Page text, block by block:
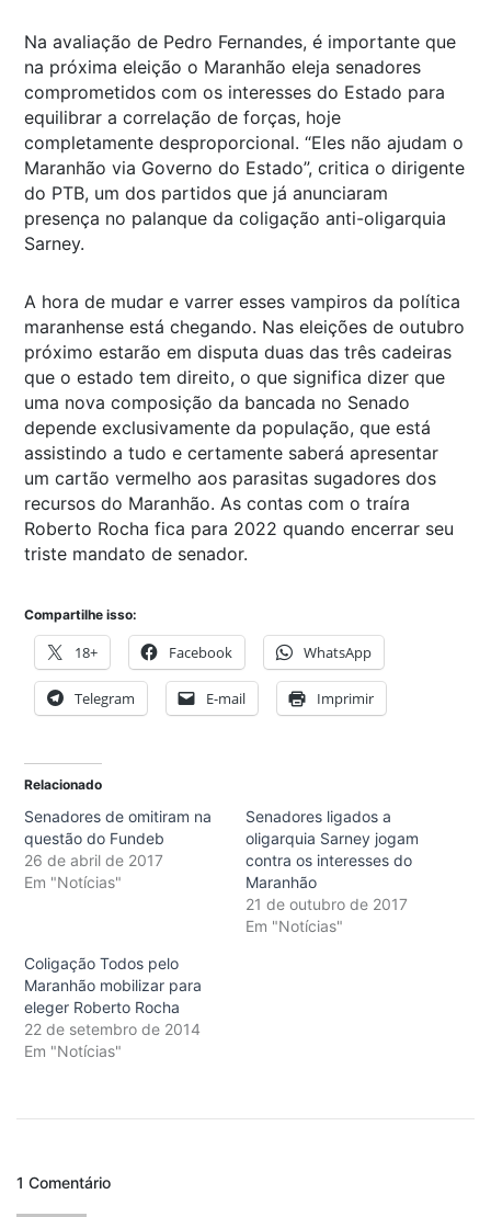
Na avaliação de Pedro Fernandes, é importante que
na próxima eleição o Maranhão eleja senadores
comprometidos com os interesses do Estado para
equilibrar a correlação de forças, hoje
completamente desproporcional. “Eles não ajudam o
Maranhão via Governo do Estado”, critica o dirigente
do PTB, um dos partidos que já anunciaram
presença no palanque da coligação anti-oligarquia
Sarney.
A hora de mudar e varrer esses vampiros da política
maranhense está chegando. Nas eleições de outubro
próximo estarão em disputa duas das três cadeiras
que o estado tem direito, o que significa dizer que
uma nova composição da bancada no Senado
depende exclusivamente da população, que está
assistindo a tudo e certamente saberá apresentar
um cartão vermelho aos parasitas sugadores dos
recursos do Maranhão. As contas com o traíra
Roberto Rocha fica para 2022 quando encerrar seu
triste mandato de senador.
Compartilhe isso:
18+ Facebook WhatsApp
Telegram E-mail Imprimir
Relacionado
Senadores de omitiram na
questão do Fundeb
26 de abril de 2017
Em "Notícias"
Senadores ligados a
oligarquia Sarney jogam
contra os interesses do
Maranhão
21 de outubro de 2017
Em "Notícias"
Coligação Todos pelo
Maranhão mobilizar para
eleger Roberto Rocha
22 de setembro de 2014
Em "Notícias"
1 Comentário